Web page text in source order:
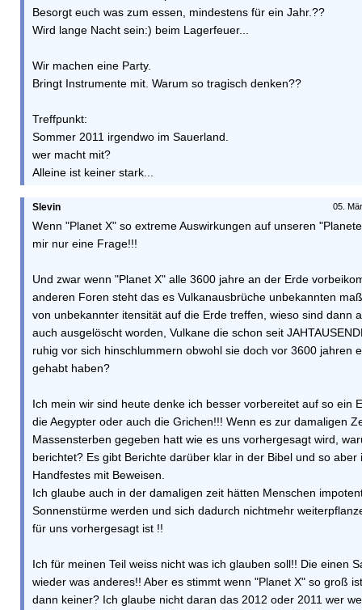
Besorgt euch was zum essen, mindestens für ein Jahr.??
Wird lange Nacht sein:) beim Lagerfeuer...
Wir machen eine Party.
Bringt Instrumente mit. Warum so tragisch denken??
Treffpunkt:
Sommer 2011 irgendwo im Sauerland.
wer macht mit?
Alleine ist keiner stark...
05.
Slevin
Wenn "Planet X" so extreme Auswirkungen auf unseren
mir nur eine Frage!!!
Und zwar wenn "Planet X" alle 3600 jahre an der Erde
anderen Foren steht das es Vulkanausbrüche unbekannten
von unbekannter itensität auf die Erde treffen, wieso sind dann
auch ausgelöscht worden, Vulkane die schon seit
ruhig vor sich hinschlummern obwohl sie doch vor 3600 jahren
gehabt haben?
Ich mein wir sind heute denke ich besser vorbereitet auf so ein
die Aegypter oder auch die Grichen!!! Wenn es zur damaligen
Massensterben gegeben hatt wie es uns vorhergesagt wird,
berichtet? Es gibt Berichte darüber klar in der Bibel und so aber
Handfestes mit Beweisen.
Ich glaube auch in der damaligen zeit hätten Menschen
Sonnenstürme werden und sich dadurch nichtmehr
für uns vorhergesagt ist !!
Ich für meinen Teil weiss nicht was ich glauben soll!! Die einen
wieder was anderes!! Aber es stimmt wenn "Planet X" so groß
dann keiner? Ich glaube nicht daran das 2012 oder 2011 wer